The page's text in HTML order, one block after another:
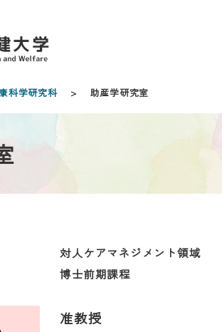
科学研究科> 助産学研究室
対人ケアマネジメント領域
博士前期課程
准教授